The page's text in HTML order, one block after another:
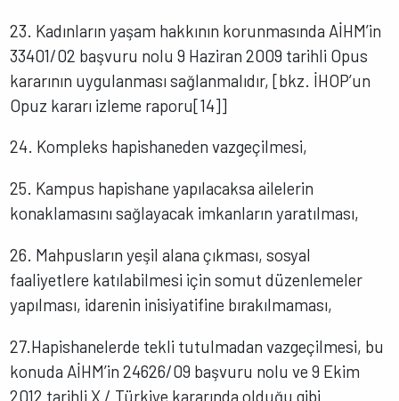
23. Kadınların yaşam hakkının korunmasında AİHM’in
33401/02 başvuru nolu 9 Haziran 2009 tarihli Opus
kararının uygulanması sağlanmalıdır, [bkz. İHOP’un
Opuz kararı izleme raporu[14]]
24. Kompleks hapishaneden vazgeçilmesi,
25. Kampus hapishane yapılacaksa ailelerin
konaklamasını sağlayacak imkanların yaratılması,
26. Mahpusların yeşil alana çıkması, sosyal
faaliyetlere katılabilmesi için somut düzenlemeler
yapılması, idarenin inisiyatifine bırakılmaması,
27.Hapishanelerde tekli tutulmadan vazgeçilmesi, bu
konuda AİHM’in 24626/09 başvuru nolu ve 9 Ekim
2012 tarihli X / Türkiye kararında olduğu gibi